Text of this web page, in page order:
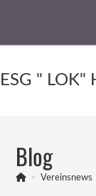
ESG " LOK"
Blog
> Vereinsnews